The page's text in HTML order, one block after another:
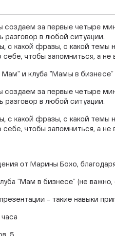
создаем за первые четыре
разговор в любой ситуации.
с какой фразы, с какой темы
чтобы запомниться, а не
и клуба "Мамы в бизнесе"
создаем за первые четыре
разговор в любой ситуации.
с какой фразы, с какой темы
чтобы запомниться, а не
от Марины Бохо,
"Мам в бизнесе" (не
- такие навыки